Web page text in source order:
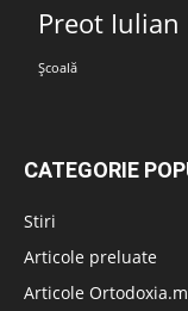
Preot Iulian
Școală
CATEGORIE
Stiri
Articole preluate
Articole